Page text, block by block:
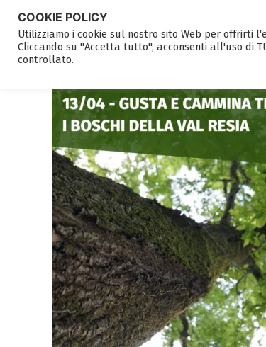
COOKIE POLICY
Utilizziamo i cookie sul nostro sito Web per offrirti
Cliccando su "Accetta tutto", acconsenti all'uso di
controllato.